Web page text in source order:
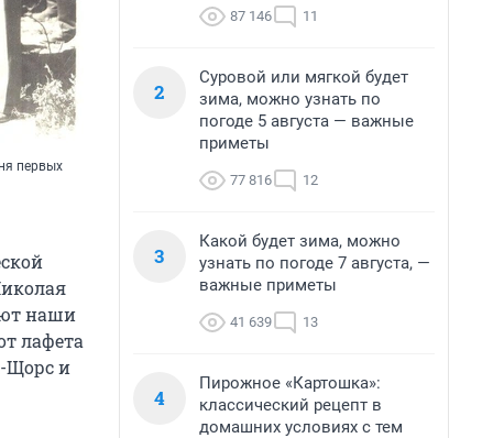
первых
наши
лафета
Щорс и
87 146 11
2
Суровой или мягкой будет
зима, можно узнать по
погоде 5 августа — важные
приметы
77 816 12
3
Какой будет зима, можно
узнать по погоде 7 августа, —
важные приметы
41 639 13
4
Пирожное «Картошка»:
классический рецепт в
домашних условиях с тем